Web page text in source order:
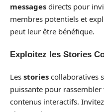
messages directs pour
membres potentiels et
peut leur être bénéfique.
Exploitez les Stories
Les stories collaboratives
puissante pour rassembler
contenus interactifs.